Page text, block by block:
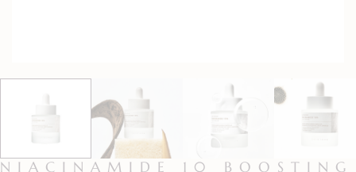
NIACINAMIDE 10 BOOSTING